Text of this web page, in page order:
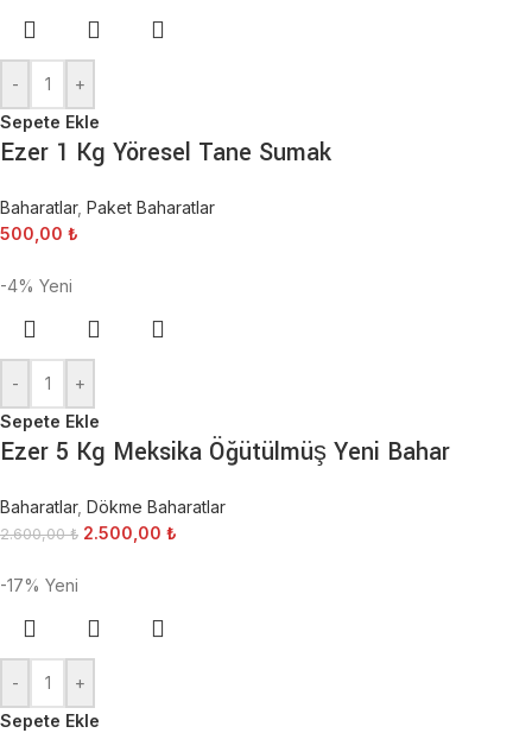
-
+
Sepete Ekle
Ezer 1 Kg Yöresel Tane Sumak
Baharatlar, Paket Baharatlar
500,00 ₺
-4% Yeni
-
+
Sepete Ekle
Ezer 5 Kg Meksika Öğütülmüş Yeni Bahar
Baharatlar, Dökme Baharatlar
2.600,00₺ 2.500,00 ₺
-17% Yeni
-
+
Sepete Ekle